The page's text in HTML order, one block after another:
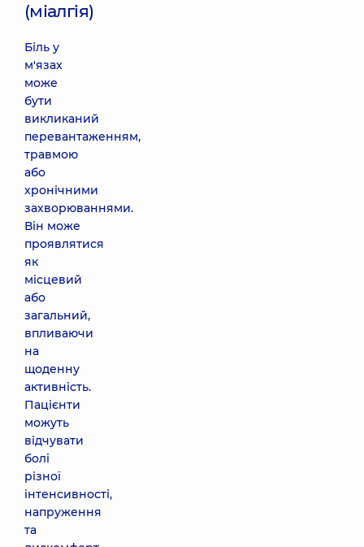
(міалгія)
Біль у
м'язах
може
бути
викликаний
перевантаженням,
травмою
або
хронічними
захворюваннями.
Він може
проявлятися
як
місцевий
або
загальний,
впливаючи
на
щоденну
активність.
Пацієнти
можуть
відчувати
болі
різної
інтенсивності,
напруження
та